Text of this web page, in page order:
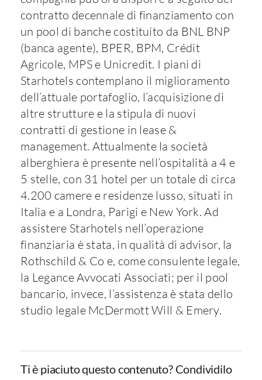
contratto decennale di finanziamento con
un pool di banche costituito da BNL BNP
(banca agente), BPER, BPM, Crédit
Agricole, MPS e Unicredit. I piani di
Starhotels contemplano il miglioramento
dell’attuale portafoglio, l’acquisizione di
altre strutture e la stipula di nuovi
contratti di gestione in lease &
management. Attualmente la società
alberghiera è presente nell’ospitalità a 4 e
5 stelle, con 31 hotel per un totale di circa
4.200 camere e residenze lusso, situati in
Italia e a Londra, Parigi e New York. Ad
assistere Starhotels nell’operazione
finanziaria è stata, in qualità di advisor, la
Rothschild & Co e, come consulente legale,
la Legance Avvocati Associati; per il pool
bancario, invece, l’assistenza è stata dello
studio legale McDermott Will & Emery.
Ti è piaciuto questo contenuto? Condividilo